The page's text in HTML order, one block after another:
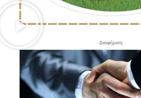
- Διαφήμιση -